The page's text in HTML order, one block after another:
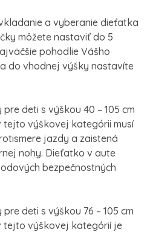
a vyberanie dieťatka
môžete nastaviť do 5
pohodlie Vášho
do vhodnej výšky nastavíte
deti s výškou 40 – 105 cm
tejto výškovej kategórii musí
jazdy a zaistená
nohy. Dieťatko v aute
bezpečnostných
deti s výškou 76 – 105 cm
tejto výškovej kategórií je